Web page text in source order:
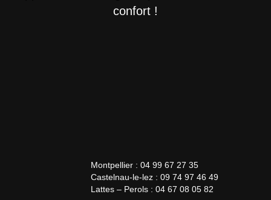
confort !
Montpellier : 04 99 67 27 35
Castelnau-le-lez : 09 74 97 46 49
Lattes – Perols : 04 67 08 05 82